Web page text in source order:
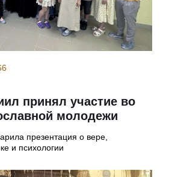
принял участие во
молодежи
презентация о вере,
и психологии